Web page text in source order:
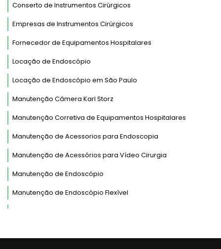
Conserto de Instrumentos Cirúrgicos
Empresas de Instrumentos Cirúrgicos
Fornecedor de Equipamentos Hospitalares
Locação de Endoscópio
Locação de Endoscópio em São Paulo
Manutenção Câmera Karl Storz
Manutenção Corretiva de Equipamentos Hospitalares
Manutenção de Acessorios para Endoscopia
Manutenção de Acessórios para Vídeo Cirurgia
Manutenção de Endoscópio
Manutenção de Endoscópio Flexível